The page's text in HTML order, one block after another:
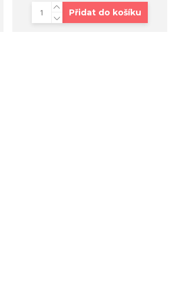
Přidat do košíku